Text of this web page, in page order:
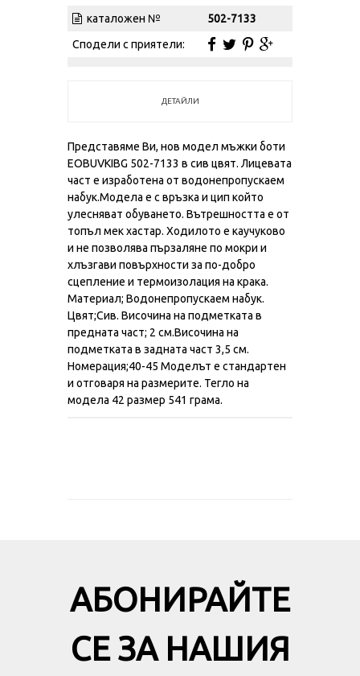
каталожен №
502-7133
Сподели с приятели:
ДЕТАЙЛИ
Представяме Ви, нов модел мъжки боти
EOBUVKIBG 502-7133 в сив цвят. Лицевата
част е изработена от водонепропускаем
набук.Модела е с връзка и цип който
улесняват обуването. Вътрешността е от
топъл мек хастар. Ходилото е каучуково
и не позволява пързаляне по мокри и
хлъзгави повърхности за по-добро
сцепление и термоизолация на крака.
Материал; Водонепропускаем набук.
Цвят;Сив. Височина на подметката в
предната част; 2 см.Височина на
подметката в задната част 3,5 см.
Номерация;40-45 Моделът е стандартен
и отговаря на размерите. Тегло на
модела 42 размер 541 грама.
АБОНИРАЙТЕ
СЕ ЗА НАШИЯ